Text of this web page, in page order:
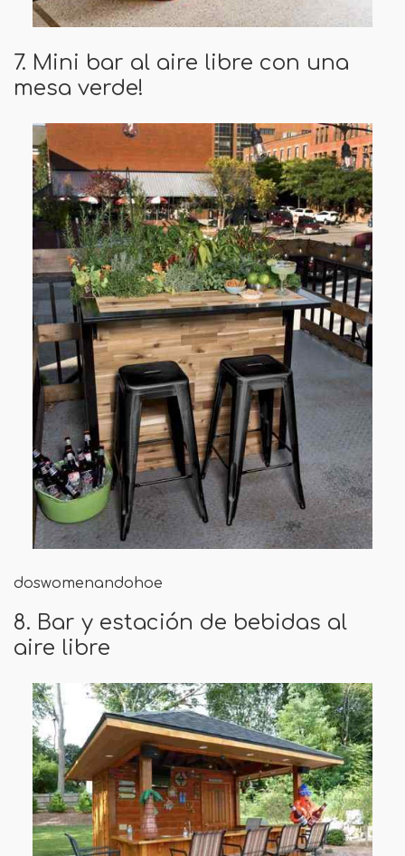
7. Mini bar al aire libre con una
mesa verde!
doswomenandohoe
8. Bar y estación de bebidas al
aire libre